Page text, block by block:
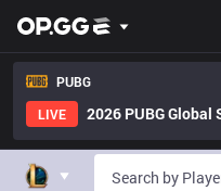
PUBG
LIVE
2026 PUBG Global